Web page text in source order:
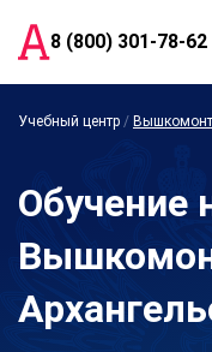
8 (800) 301-78-62
Учебный центр /
Обучение